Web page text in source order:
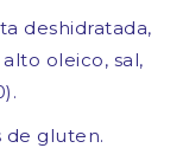
deshidratada,
oleico, sal,
de gluten.